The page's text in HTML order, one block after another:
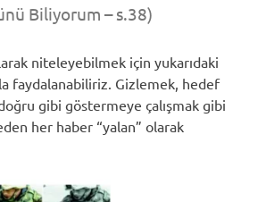
Biliyorum – s.38)
niteleyebilmek için yukarıdaki
faydalanabiliriz. Gizlemek, hedef
gibi göstermeye çalışmak gibi
her haber “yalan” olarak